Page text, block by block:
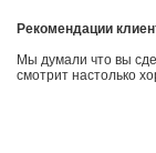
Рекомендации
Мы думали что вы
смотрит настолько